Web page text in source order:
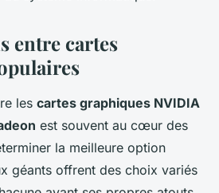
entre cartes
les cartes graphiques NVIDIA
est souvent au cœur des
la meilleure option
géants offrent des choix variés